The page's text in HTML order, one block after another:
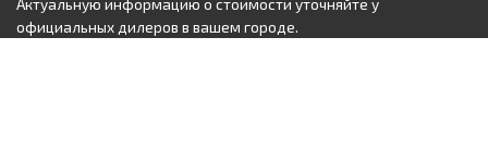
Актуальную информацию о стоимости уточняйте у
официальных дилеров в вашем городе.